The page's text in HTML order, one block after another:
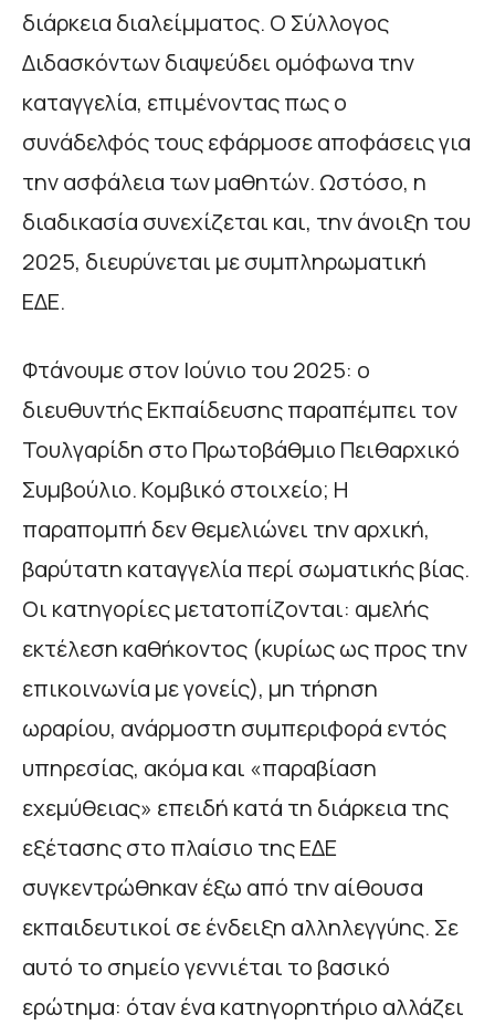
διάρκεια διαλείμματος. Ο Σύλλογος
Διδασκόντων διαψεύδει ομόφωνα την
καταγγελία, επιμένοντας πως ο
συνάδελφός τους εφάρμοσε αποφάσεις για
την ασφάλεια των μαθητών. Ωστόσο, η
διαδικασία συνεχίζεται και, την άνοιξη του
2025, διευρύνεται με συμπληρωματική
ΕΔΕ.
Φτάνουμε στον Ιούνιο του 2025: ο
διευθυντής Εκπαίδευσης παραπέμπει τον
Τουλγαρίδη στο Πρωτοβάθμιο Πειθαρχικό
Συμβούλιο. Κομβικό στοιχείο; Η
παραπομπή δεν θεμελιώνει την αρχική,
βαρύτατη καταγγελία περί σωματικής βίας.
Οι κατηγορίες μετατοπίζονται: αμελής
εκτέλεση καθήκοντος (κυρίως ως προς την
επικοινωνία με γονείς), μη τήρηση
ωραρίου, ανάρμοστη συμπεριφορά εντός
υπηρεσίας, ακόμα και «παραβίαση
εχεμύθειας» επειδή κατά τη διάρκεια της
εξέτασης στο πλαίσιο της ΕΔΕ
συγκεντρώθηκαν έξω από την αίθουσα
εκπαιδευτικοί σε ένδειξη αλληλεγγύης. Σε
αυτό το σημείο γεννιέται το βασικό
ερώτημα: όταν ένα κατηγορητήριο αλλάζει